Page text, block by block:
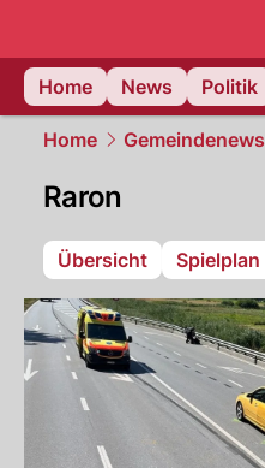
Home
News Politik
Home Gemeindenews
Raron
Übersicht Spielplan